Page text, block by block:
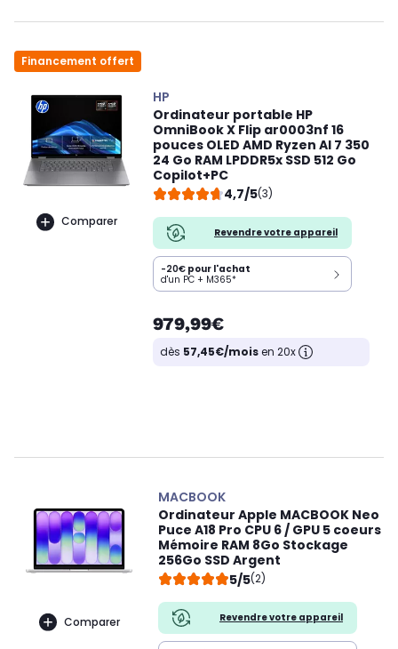
Financement offert
Comparer
HP
Ordinateur portable HP
OmniBook X Flip ar0003nf 16
pouces OLED AMD Ryzen AI 7 350
24 Go RAM LPDDR5x SSD 512 Go
Copilot+PC
4,7/5(3)
Revendre votre appareil
-20€ pour l'achat
d'un PC + M365*
979,99€
dès 57,45€/moisen 20x
Comparer
MACBOOK
Ordinateur Apple MACBOOK Neo
Puce A18 Pro CPU 6 / GPU 5 coeurs
Mémoire RAM 8Go Stockage
256Go SSD Argent
5/5(2)
Revendre votre appareil